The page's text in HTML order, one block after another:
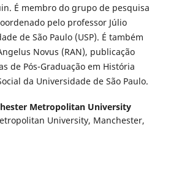
É membro do grupo de pesquisa
pelo professor Júlio
de São Paulo (USP). É também
Novus (RAN), publicação
de Pós-Graduação em História
da Universidade de São Paulo.
Metropolitan University
University, Manchester,